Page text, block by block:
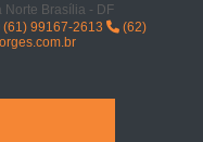
Norte Brasília - DF
(61) 99167-2613
(62)